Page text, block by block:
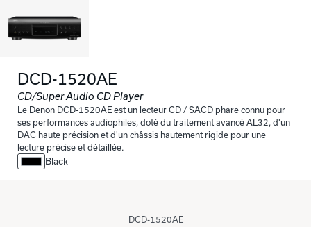
DCD-1520AE
CD/Super Audio CD Player
Le Denon DCD-1520AE est un lecteur CD / SACD phare connu pour
ses performances audiophiles, doté du traitement avancé AL32, d'un
DAC haute précision et d'un châssis hautement rigide pour une
lecture précise et détaillée.
Black
DCD-1520AE